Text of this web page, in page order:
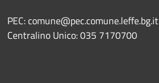
PEC: comune@pec.comune.leffe.bg.it
Centralino Unico: 035 7170700